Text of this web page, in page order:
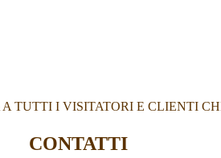
TUTTI I VISITATORI E CLIENTI
CONTATTI